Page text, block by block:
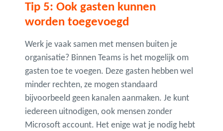
Tip 5: Ook gasten kunnen
worden toegevoegd
Werk je vaak samen met mensen buiten je
organisatie? Binnen Teams is het mogelijk om
gasten toe te voegen. Deze gasten hebben wel
minder rechten, ze mogen standaard
bijvoorbeeld geen kanalen aanmaken. Je kunt
iedereen uitnodigen, ook mensen zonder
Microsoft account. Het enige wat je nodig hebt